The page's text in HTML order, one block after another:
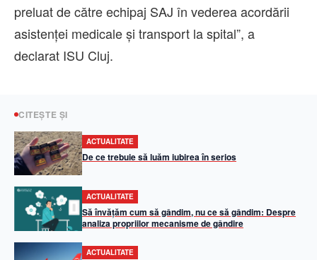
preluat de către echipaj SAJ în vederea acordării
asistenței medicale și transport la spital”, a
declarat ISU Cluj.
CITEȘTE ȘI
ACTUALITATE
De ce trebuie să luăm iubirea în serios
ACTUALITATE
Să învățăm cum să gândim, nu ce să gândim: Despre
analiza propriilor mecanisme de gândire
ACTUALITATE